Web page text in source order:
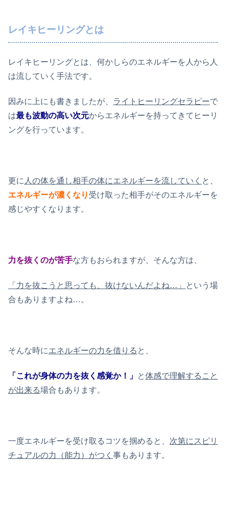
レイキヒーリングとは
レイキヒーリングとは、何かしらのエネルギーを人から人
は流していく手法です。
因みに上にも書きましたが、 ライトヒーリングセラピーで
は最も波動の高い次元からエネルギーを持ってきてヒーリ
ングを行っています。
更に 人の体を通し相手の体にエネルギーを流していく と、
エネルギーが濃くなり 受け取った相手がそのエネルギーを
感じやすくなります。
力を抜くのが苦手な方もおられますが、そんな方は、
「力を抜こうと思っても、抜けないんだよね…」
という場
合もありますよね…。
そんな時にエネルギーの力を借りる と、
「これが身体の力を抜く感覚か！」 と体感で理解すること
が出来る場合もあります。
一度エネルギーを受け取るコツを掴めると、 次第にスピリ
チュアルの力（能力）がつく 事もあります。